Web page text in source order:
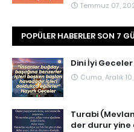
Temmuz 07,
POPÜLER HABERLER SON 7
Dini İyi
Cuma, Aralık
Turabi
der durur yine